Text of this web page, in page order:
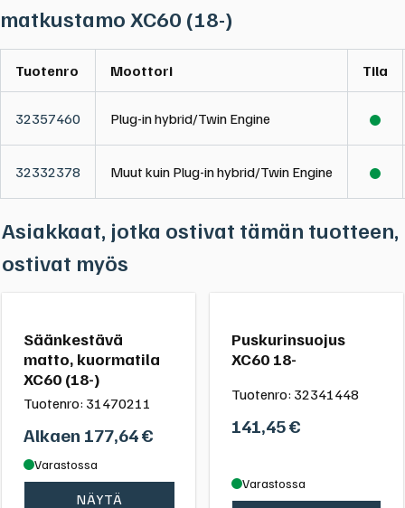
matkustamo XC60 (18-)
Tuotenro Moottori Tila
32357460 Plug-in hybrid/Twin Engine
32332378 Muut kuin Plug-in hybrid/Twin Engine
Asiakkaat, jotka ostivat tämän tuotteen,
ostivat myös
Säänkestävä
matto, kuormatila
XC60 (18-)
Tuotenro: 31470211
Alkaen 177,64€
Varastossa
NÄYTÄ
Puskurinsuojus
XC60 18-
Tuotenro: 32341448
141,45€
Varastossa